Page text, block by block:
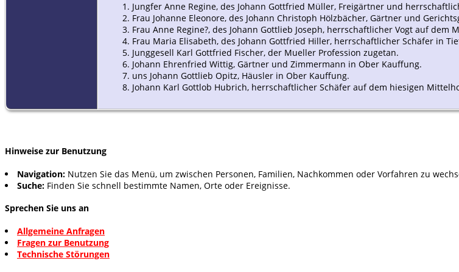
1. Jungfer Anne Regine, des Johann Gottfried Müller, Freigärtner und
2. Frau Johanne Eleonore, des Johann Christoph Hölzbächer, Gärtner und
3. Frau Anne Regine?, des Johann Gottlieb Joseph, herrschaftlicher Vogt auf dem
4. Frau Maria Elisabeth, des Johann Gottfried Hiller, herrschaftlicher Schäfer in
5. Junggesell Karl Gottfried Fischer, der Mueller Profession zugetan.
6. Johann Ehrenfried Wittig, Gärtner und Zimmermann in Ober Kauffung.
7. uns Johann Gottlieb Opitz, Häusler in Ober Kauffung.
8. Johann Karl Gottlob Hubrich, herrschaftlicher Schäfer auf dem hiesigen
Hinweise zur Benutzung
Navigation: Nutzen Sie das Menü, um zwischen Personen, Familien, Nachkommen oder Vorfahren zu
Suche: Finden Sie schnell bestimmte Namen, Orte oder Ereignisse.
Sprechen Sie uns an
Allgemeine Anfragen
Fragen zur Benutzung
Technische Störungen